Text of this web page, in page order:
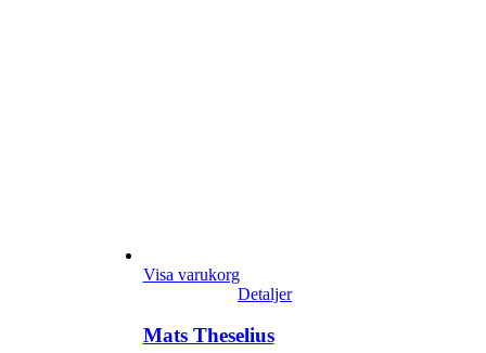
Visa varukorg
Detaljer
Mats Theselius